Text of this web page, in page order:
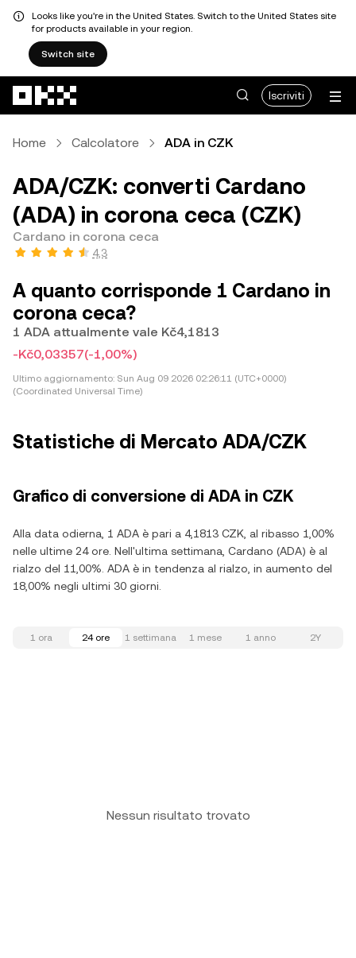
Looks like you're in the United States. Switch to the United States site
for products available in your region.
Switch site
Iscriviti
Home Calcolatore ADA in CZK
ADA/CZK: converti Cardano
(ADA) in corona ceca (CZK)
Cardano in corona ceca
4,3
A quanto corrisponde 1 Cardano in
corona ceca?
1 ADA attualmente vale Kč4,1813
-Kč0,03357(-1,00%)
Ultimo aggiornamento: Sun Aug 09 2026 02:26:11 (UTC+0000)
(Coordinated Universal Time)
Statistiche di Mercato ADA/CZK
Grafico di conversione di ADA in CZK
Alla data odierna, 1 ADA è pari a 4,1813 CZK, al ribasso 1,00%
nelle ultime 24 ore. Nell'ultima settimana, Cardano (ADA) è al
rialzo del 11,00%. ADA è in tendenza al rialzo, in aumento del
18,00% negli ultimi 30 giorni.
1 ora 24 ore 1 settimana 1 mese 1 anno 2Y
Nessun risultato trovato